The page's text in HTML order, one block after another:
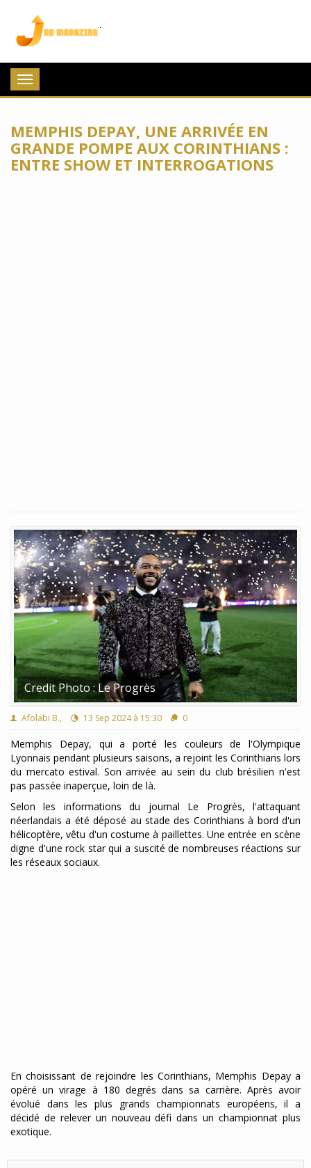
Toggle
navigation
MEMPHIS DEPAY, UNE ARRIVÉE EN
GRANDE POMPE AUX CORINTHIANS :
ENTRE SHOW ET INTERROGATIONS
Credit Photo : Le Progrès
Afolabi B., 13 Sep 2024 à 15:30 0
Memphis Depay, qui a porté les couleurs de l'Olympique
Lyonnais pendant plusieurs saisons, a rejoint les Corinthians lors
du mercato estival. Son arrivée au sein du club brésilien n'est
pas passée inaperçue, loin de là.
Selon les informations du journal Le Progrès, l'attaquant
néerlandais a été déposé au stade des Corinthians à bord d'un
hélicoptère, vêtu d'un costume à paillettes. Une entrée en scène
digne d'une rock star qui a suscité de nombreuses réactions sur
les réseaux sociaux.
En choisissant de rejoindre les Corinthians, Memphis Depay a
opéré un virage à 180 degrés dans sa carrière. Après avoir
évolué dans les plus grands championnats européens, il a
décidé de relever un nouveau défi dans un championnat plus
exotique.